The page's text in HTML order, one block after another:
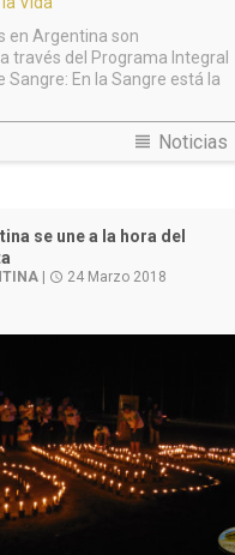
en Argentina son
través del Programa Integral
Sangre: En la Sangre está la
view_headline Noticias
se une a la hora del
access_time 24 Marzo 2018